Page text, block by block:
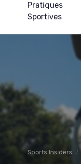
Pratiques
Sportives
Sports Insiders